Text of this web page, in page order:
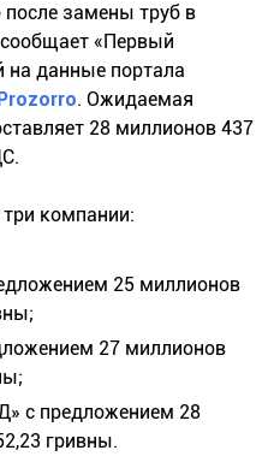
после замены труб в
«Первый
на данные портала
Prozorro. Ожидаемая
28 миллионов 437
три компании:
25 миллионов
27 миллионов
с предложением 28
гривны.